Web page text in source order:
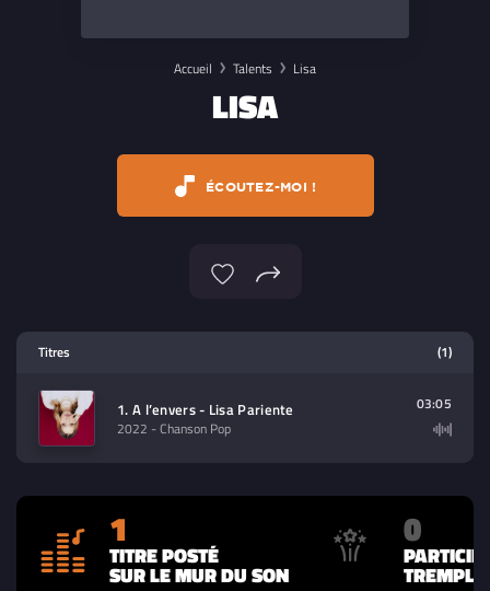
Accueil Talents Lisa
LISA
ÉCOUTEZ-MOI !
contenu à lire (audio/video)
Titres (1)
1. A l’envers - Lisa Pariente
2022 - Chanson Pop
03:05
1
TITRE POSTÉ
SUR LE MUR DU SON
0